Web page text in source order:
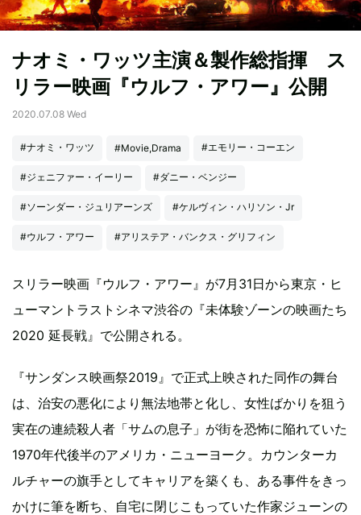
ナオミ・ワッツ主演＆製作総指揮 ス
リラー映画『ウルフ・アワー』公開
2020.07.08 Wed
#ナオミ・ワッツ #Movie,Drama #エモリー・コーエン
#ジェニファー・イーリー #ダニー・ベンジー
#ソーンダー・ジュリアーンズ #ケルヴィン・ハリソン・Jr
#ウルフ・アワー #アリステア・バンクス・グリフィン
スリラー映画『ウルフ・アワー』が7月31日から東京・ヒ
ューマントラストシネマ渋谷の『未体験ゾーンの映画たち
2020 延長戦』で公開される。
『サンダンス映画祭2019』で正式上映された同作の舞台
は、治安の悪化により無法地帯と化し、女性ばかりを狙う
実在の連続殺人者「サムの息子」が街を恐怖に陥れていた
1970年代後半のアメリカ・ニューヨーク。カウンターカ
ルチャーの旗手としてキャリアを築くも、ある事件をきっ
かけに筆を断ち、自宅に閉じこもっていた作家ジューンの